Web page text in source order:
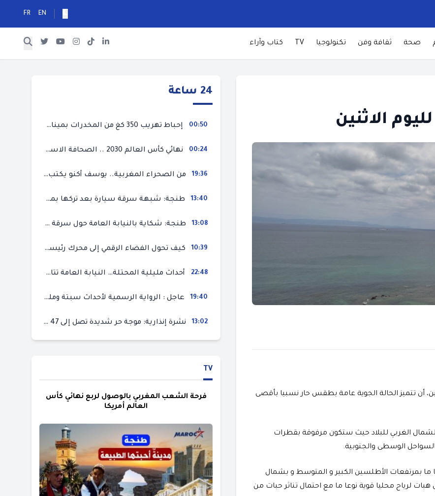
EN
FR
صحة ثقافة وفن تكنولوجيا TV كتاب وآراء
الاثنين
أن تتميز الحالة الجوية عامة بطقس حار نسبيا بأقصى
الغربي للبلاد حيث ستكون مرفوقة بقطرات
الوسطى والجنوبية.
بمرتفعات الأطلسين الكبير و المتوسط و بشمال
لرياح محليا قوية نوعا ما مع احتمال تناثر حبات من
24 ساعة
00:50 إحباط تهريب 350 كغ من المخدرات بميناء طنجة المتوسط
00:24 نهائي كأس العالم 2030 .. الصحافة الاسبانية قلقة من حسم الملف لصالح المغرب و”تتهم رئيس الفيفا”
19:36 من الصحراء المغربية.. يوسف أكنو يكتب عن أزمة سبتة المحتلة ويؤكد ان الهجرة السرية ليست حلا وبناء الوطن هو الخيار الأفضل
13:40 طنجة: شبهة سرقة سيارة بعد تركها بمحل ميكانيك للإصلاح
13:08 طنجة: شكاية بالنيابة العامة حول سرقة سيارة تركها صاحبها بمحل ميكانيك للإصلاح
10:39 كيف تحول الفضاء الرقمي إلى محرك رئيسي لأحداث الهجرة في سبتة؟
22:48 أحداث مليلية المحتلة… النيابة العامة تتابع 50 متورطا في محاولة اقتحام السياح الحدودي بتهم ثقيلة
19:40 عاجل : الرواية الرسمية لأحداث سبتة ومليلية المحتلتين (وزارة الداخلية)
13:02 نشرة إنذارية: موجة حر شديدة تصل إلى 47 درجة بمختلف مناطق المغرب
TV
فرحة الشعب المغربي بالوصول لربع نهائي كأس
العالم أمريكا